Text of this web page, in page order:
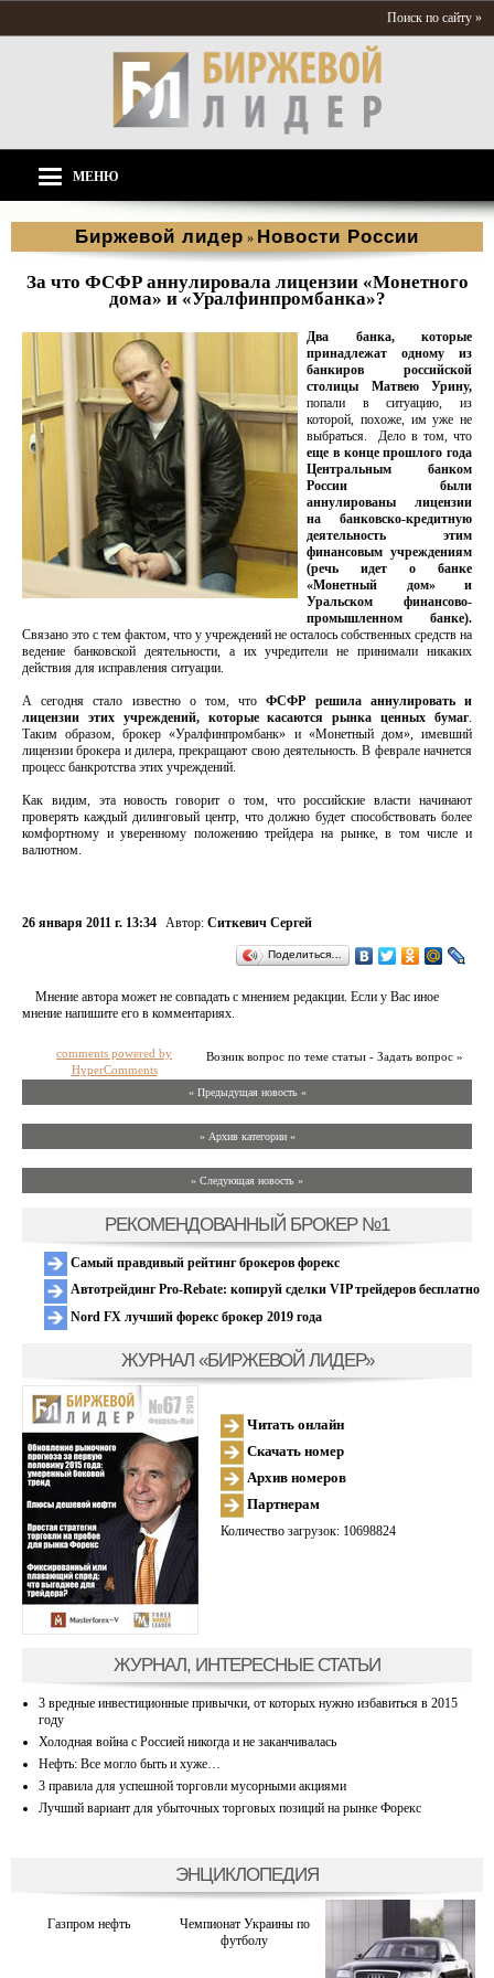
Поиск по сайту »
МЕНЮ
Биржевой лидер » Новости России
За что ФСФР аннулировала лицензии «Монетного
дома» и «Уралфинпромбанка»?
Два банка, которые
принадлежат одному из
банкиров российской
столицы Матвею Урину,
попали в ситуацию, из
которой, похоже, им уже не
выбраться. Дело в том, что
еще в конце прошлого года
Центральным банком
России были
аннулированы лицензии
на банковско-кредитную
деятельность этим
финансовым учреждениям
(речь идет о банке
«Монетный дом» и
Уральском финансово-
промышленном банке).
Связано это с тем фактом, что у учреждений не осталось собственных средств на
ведение банковской деятельности, а их учредители не принимали никаких
действия для исправления ситуации.
А сегодня стало известно о том, чтоФСФР решила аннулировать и
лицензии этих учреждений, которые касаются рынка ценных бумаг.
Таким образом, брокер «Уралфинпромбанк» и «Монетный дом», имевший
лицензии брокера и дилера, прекращают свою деятельность. В феврале начнется
процесс банкротства этих учреждений.
Как видим, эта новость говорит о том, что российские власти начинают
проверять каждый дилинговый центр, что должно будет способствовать более
комфортному и уверенному положению трейдера на рынке, в том числе и
валютном.
26 января 2011 г. 13:34 Автор: Ситкевич Сергей
Поделиться…
Мнение автора может не совпадать с мнением редакции. Если у Вас иное
мнение напишите его в комментариях.
Возник вопрос по теме статьи - Задать вопрос »
comments powered by
HyperComments
« Предыдущая новость «
» Архив категории «
» Следующая новость »
РЕКОМЕНДОВАННЫЙ БРОКЕР №1
Самый правдивый рейтинг брокеров форекс
Автотрейдинг Pro-Rebate: копируй сделки VIP трейдеров бесплатно
Nord FX лучший форекс брокер 2019 года
ЖУРНАЛ «БИРЖЕВОЙ ЛИДЕР»
Читать онлайн
Скачать номер
Архив номеров
Партнерам
Количество загрузок: 10698824
ЖУРНАЛ, ИНТЕРЕСНЫЕ СТАТЬИ
3 вредные инвестиционные привычки, от которых нужно избавиться в 2015
году
Холодная война с Россией никогда и не заканчивалась
Нефть: Все могло быть и хуже…
3 правила для успешной торговли мусорными акциями
Лучший вариант для убыточных торговых позиций на рынке Форекс
ЭНЦИКЛОПЕДИЯ
Газпром нефть
Чемпионат Украины по
футболу